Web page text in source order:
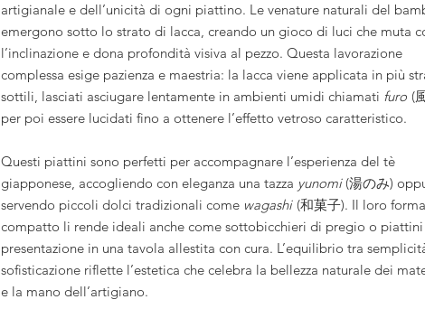
artigianale e dell’unicità di ogni piattino. Le venature naturali del
emergono sotto lo strato di lacca, creando un gioco di luci che muta
l’inclinazione e dona profondità visiva al pezzo. Questa lavorazione
complessa esige pazienza e maestria: la lacca viene applicata in più
sottili, lasciati asciugare lentamente in ambienti umidi chiamati furo (
per poi essere lucidati fino a ottenere l’effetto vetroso caratteristico.
Questi piattini sono perfetti per accompagnare l’esperienza del tè
giapponese, accogliendo con eleganza una tazza yunomi(湯のみ)
servendo piccoli dolci tradizionali come wagashi (和菓子). Il loro
compatto li rende ideali anche come sottobicchieri di pregio o piattini
presentazione in una tavola allestita con cura. L’equilibrio tra
sofisticazione riflette l’estetica che celebra la bellezza naturale dei
e la mano dell’artigiano.